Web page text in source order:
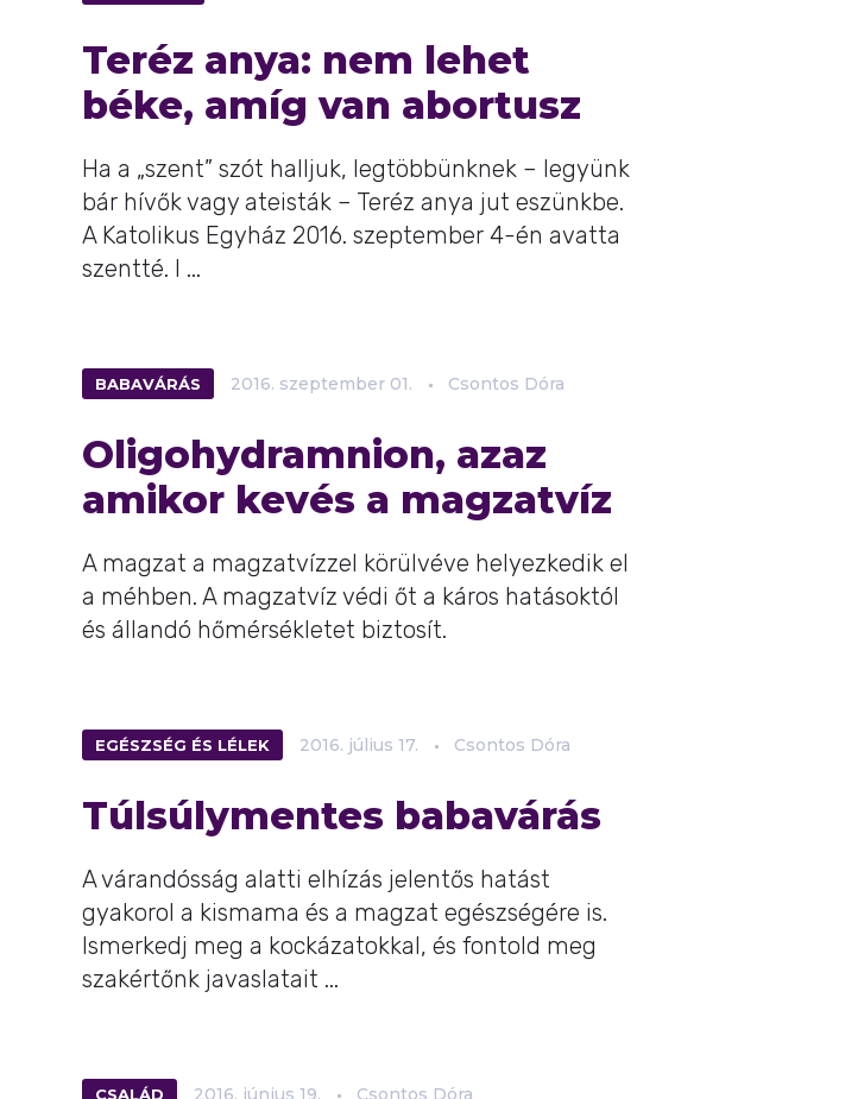
Teréz anya: nem lehet
béke, amíg van abortusz
Ha a „szent” szót halljuk, legtöbbünknek – legyünk
bár hívők vagy ateisták – Teréz anya jut eszünkbe.
A Katolikus Egyház 2016. szeptember 4-én avatta
szentté. I ...
BABAVÁRÁS 2016. szeptember 01. Csontos Dóra
Oligohydramnion, azaz
amikor kevés a magzatvíz
A magzat a magzatvízzel körülvéve helyezkedik el
a méhben. A magzatvíz védi őt a káros hatásoktól
és állandó hőmérsékletet biztosít.
EGÉSZSÉG ÉS LÉLEK 2016. július 17. Csontos Dóra
Túlsúlymentes babavárás
A várandósság alatti elhízás jelentős hatást
gyakorol a kismama és a magzat egészségére is.
Ismerkedj meg a kockázatokkal, és fontold meg
szakértőnk javaslatait ...
CSALÁD 2016. június 19. Csontos Dóra